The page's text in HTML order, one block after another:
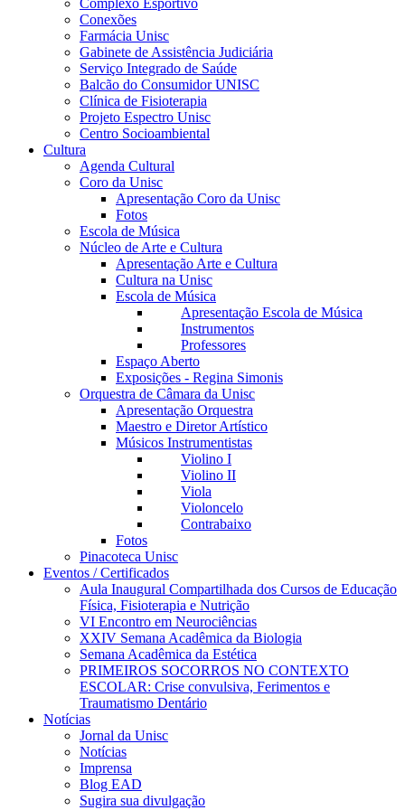
Complexo Esportivo
Conexões
Farmácia Unisc
Gabinete de Assistência Judiciária
Serviço Integrado de Saúde
Balcão do Consumidor UNISC
Clínica de Fisioterapia
Projeto Espectro Unisc
Centro Socioambiental
Cultura
Agenda Cultural
Coro da Unisc
Apresentação Coro da Unisc
Fotos
Escola de Música
Núcleo de Arte e Cultura
Apresentação Arte e Cultura
Cultura na Unisc
Escola de Música
Apresentação Escola de Música
Instrumentos
Professores
Espaço Aberto
Exposições - Regina Simonis
Orquestra de Câmara da Unisc
Apresentação Orquestra
Maestro e Diretor Artístico
Músicos Instrumentistas
Violino I
Violino II
Viola
Violoncelo
Contrabaixo
Fotos
Pinacoteca Unisc
Eventos / Certificados
Aula Inaugural Compartilhada dos Cursos de Educação
Física, Fisioterapia e Nutrição
VI Encontro em Neurociências
XXIV Semana Acadêmica da Biologia
Semana Acadêmica da Estética
PRIMEIROS SOCORROS NO CONTEXTO
ESCOLAR: Crise convulsiva, Ferimentos e
Traumatismo Dentário
Notícias
Jornal da Unisc
Notícias
Imprensa
Blog EAD
Sugira sua divulgação